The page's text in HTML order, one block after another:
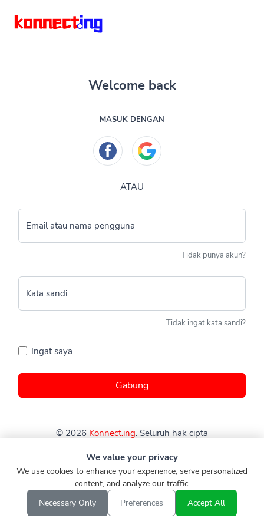
Welcome back
MASUK DENGAN
ATAU
Email atau nama pengguna
Tidak punya akun?
Kata sandi
Tidak ingat kata sandi?
Ingat saya
Gabung
© 2026 Konnect.ing. Seluruh hak cipta
We value your privacy
We use cookies to enhance your experience, serve personalized
content, and analyze our traffic.
Necessary Only
Preferences Accept All